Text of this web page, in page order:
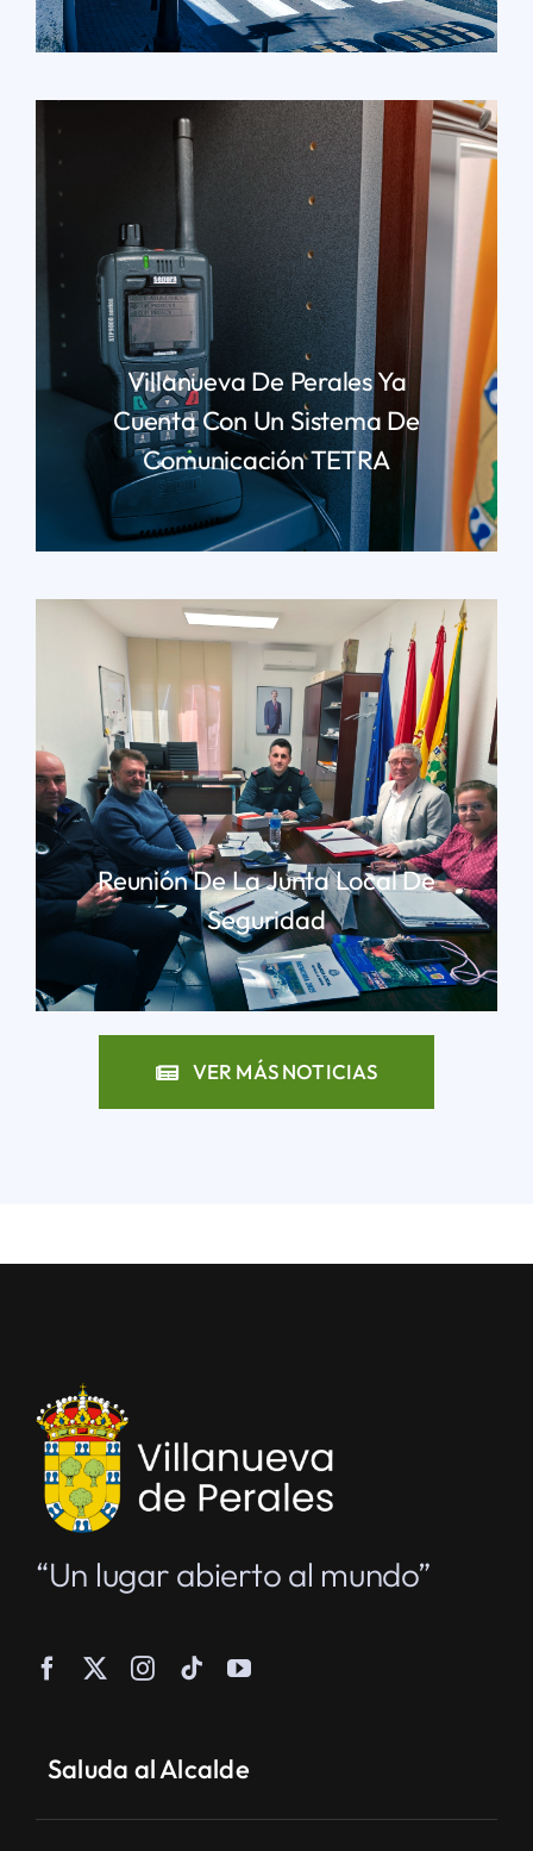
LEER MÁS
Villanueva De Perales Ya
Cuenta Con Un Sistema De
Comunicación TETRA
LEER MÁS
Reunión De La Junta Local De
Seguridad
LEER MÁS
VER MÁS NOTICIAS
“Un lugar abierto al mundo”
Saluda al Alcalde